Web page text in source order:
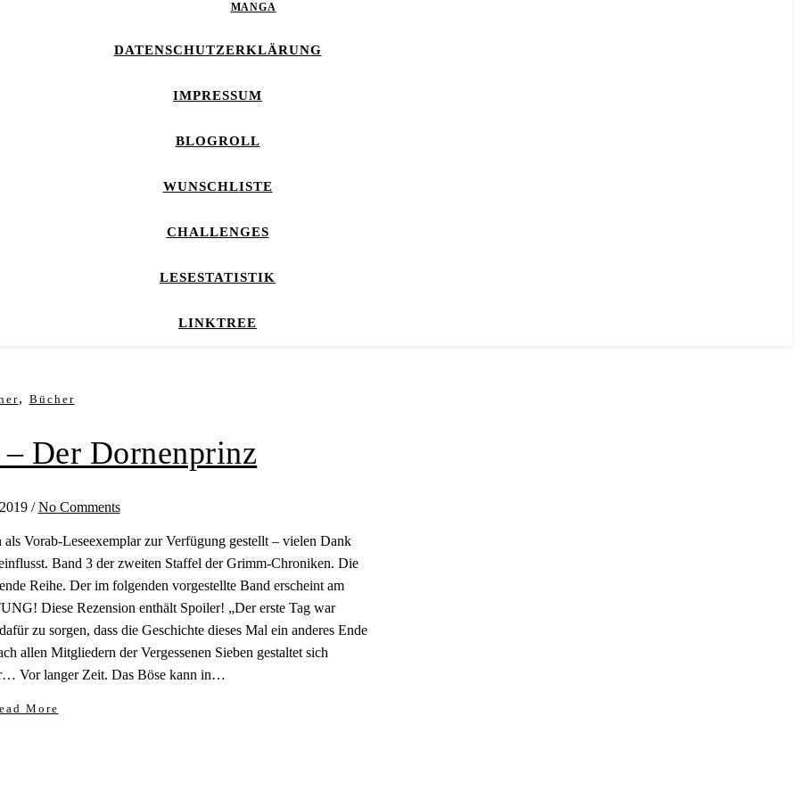
MANGA
DATENSCHUTZERKLÄRUNG
IMPRESSUM
BLOGROLL
WUNSCHLISTE
CHALLENGES
LESESTATISTIK
LINKTREE
, Bücher
Der Dornenprinz
/ No Comments
Vorab-Leseexemplar zur Verfügung gestellt – vielen Dank
Band 3 der zweiten Staffel der Grimm-Chroniken. Die
Reihe. Der im folgenden vorgestellte Band erscheint am
Diese Rezension enthält Spoiler! „Der erste Tag war
zu sorgen, dass die Geschichte dieses Mal ein anderes Ende
allen Mitgliedern der Vergessenen Sieben gestaltet sich
Vor langer Zeit. Das Böse kann in…
More